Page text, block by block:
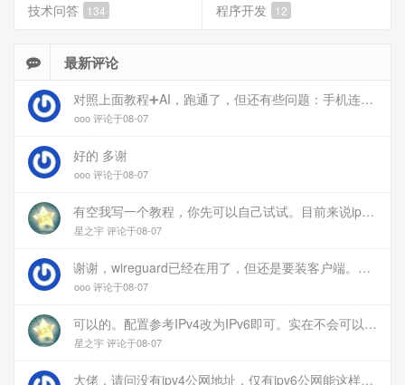
技术问答 134 程序开发 12
最新评论
对照上面教程➕AI，跑通了，但还有些问题：手机连上vpn后，部分家里内网的服务能访问（内网的Debian服务器可以），部分不能(routeros网页），不知道问题出在哪
ooo 评论于08-07
好的 多谢
ooo 评论于08-07
有空我写一个教程，你先可以自己试试。目前来说ipv6应该没问题的。
星之宇 评论于08-07
谢谢，wireguard已经在用了，但还是要装客户端。您这个方案连客户端都免了
ooo 评论于08-07
可以的。配置参考IPv4改为IPv6即可。实在不会可以用wireguard，这个简单和稳定
星之宇 评论于08-07
大佬，请问没有ipv4公网地址，仅有ipv6公网能这样玩吗？